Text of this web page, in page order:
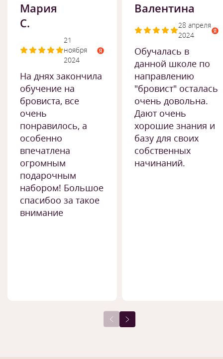
Мария
С.
21
ноября
2024
На днях закончила
обучение на
бровиста, все
очень
понравилось, а
особенно
впечатлена
огромным
подарочным
набором! Большое
спасибоо за такое
внимание
Валентина
28 апреля
2024
Обучалась в
данной школе по
направлению
"бровист" осталась
очень довольна.
Дают очень
хорошие знания и
базу для своих
собственных
начинаний.